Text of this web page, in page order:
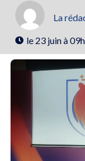
La
le 23 juin à